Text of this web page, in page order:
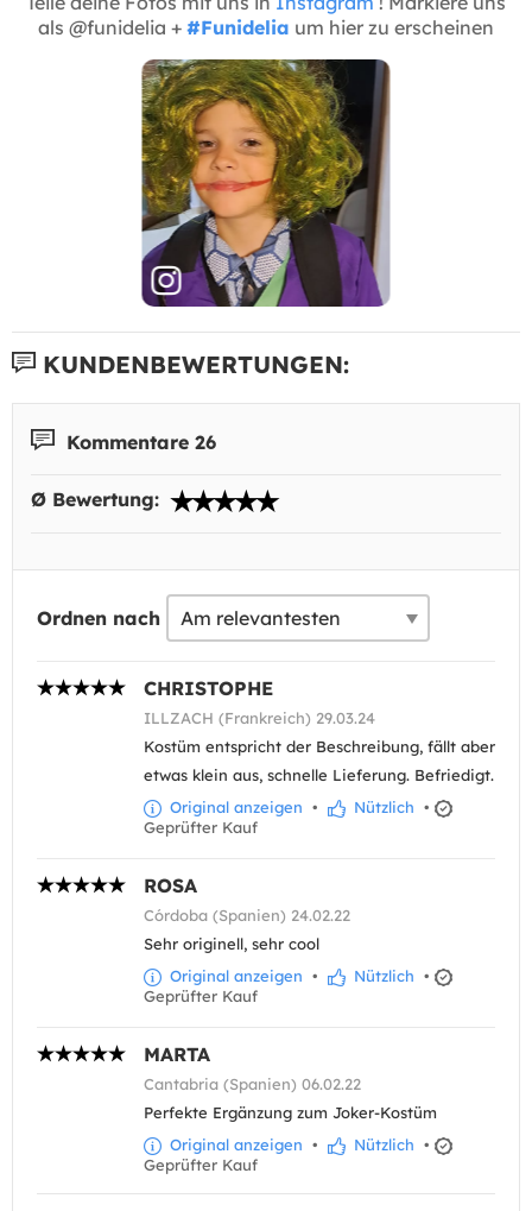
als @funidelia + #Funidelia um hier zu erscheinen
KUNDENBEWERTUNGEN:
Kommentare 26
Ø Bewertung:
Ordnen nach
CHRISTOPHE
ILLZACH (Frankreich) 29.03.24
Kostüm entspricht der Beschreibung, fällt aber
etwas klein aus, schnelle Lieferung. Befriedigt.
Original anzeigen • Nützlich •
Geprüfter Kauf
ROSA
Córdoba (Spanien) 24.02.22
Sehr originell, sehr cool
Original anzeigen • Nützlich •
Geprüfter Kauf
MARTA
Cantabria (Spanien) 06.02.22
Perfekte Ergänzung zum Joker-Kostüm
Original anzeigen • Nützlich •
Geprüfter Kauf